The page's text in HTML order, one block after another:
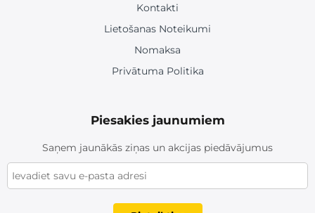
Kontakti
Lietošanas Noteikumi
Nomaksa
Privātuma Politika
Piesakies jaunumiem
Saņem jaunākās ziņas un akcijas piedāvājumus